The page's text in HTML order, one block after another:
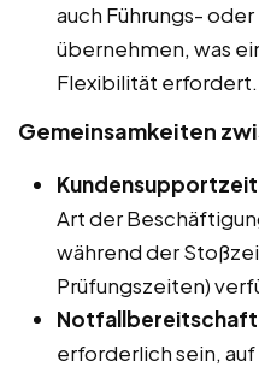
auch Führungs-
übernehmen, was
Flexibilität erfordert.
Gemeinsamkeiten
Art der
während der
Prüfungszeiten)
erforderlich sein,